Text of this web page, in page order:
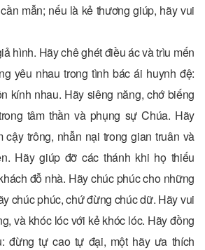
mẫn; nếu là kẻ thương giúp, hãy vui
hình. Hãy chê ghét điều ác và trìu mến
yêu nhau trong tình bác ái huynh đệ:
kính nhau. Hãy siêng năng, chớ biếng
tâm thần và phụng sự Chúa. Hãy
cậy trông, nhẫn nại trong gian truân và
Hãy giúp đỡ các thánh khi họ thiếu
đỗ nhà. Hãy chúc phúc cho những
chúc phúc, chứ đừng chúc dữ. Hãy vui
và khóc lóc với kẻ khóc lóc. Hãy đồng
đừng tự cao tự đại, một hãy ưa thích